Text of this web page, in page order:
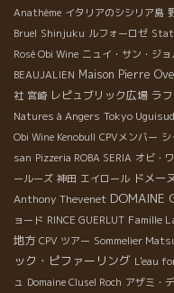
Anathème イタリアのシシリア島
Bruel Shinjuku ルフォーロゼ
Rosé Obi Wine ニュイ・サン・ジョ
BEAUJALIEN Maison Pierre
社 宮崎 レピュブリック広場 ラ
Natures à Angers Tokyo
Obi Wine Kenobull CPVメンバー
san Pizzeria ROBA SERIA オビ・
ールーズ 神田 エイロール ドメー
Anthony Thevenet DOMAINE
ョード RINCE GUERLUT Famille
地方 CPV ツアー Sommelier
ック・ピファーリング L'eau
ュ Domaine Clusel Roch アザミ・